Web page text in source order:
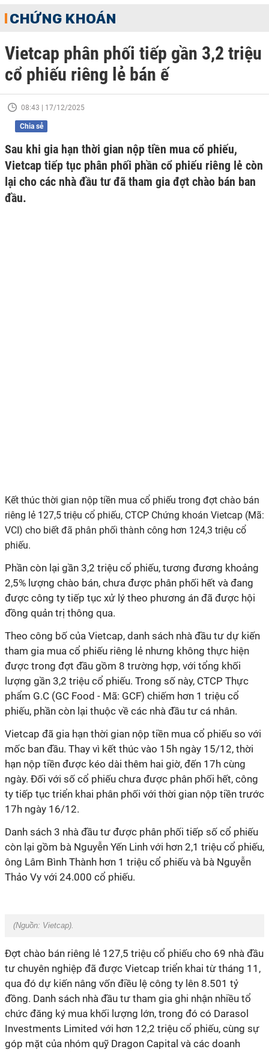
CHỨNG KHOÁN
Vietcap phân phối tiếp gần 3,2 triệu
cổ phiếu riêng lẻ bán ế
08:43 | 17/12/2025
Chia sẻ
Sau khi gia hạn thời gian nộp tiền mua cổ phiếu,
Vietcap tiếp tục phân phối phần cổ phiếu riêng lẻ còn
lại cho các nhà đầu tư đã tham gia đợt chào bán ban
đầu.
Kết thúc thời gian nộp tiền mua cổ phiếu trong đợt chào bán
riêng lẻ 127,5 triệu cổ phiếu, CTCP Chứng khoán Vietcap (Mã:
VCI) cho biết đã phân phối thành công hơn 124,3 triệu cổ
phiếu.
Phần còn lại gần 3,2 triệu cổ phiếu, tương đương khoảng
2,5% lượng chào bán, chưa được phân phối hết và đang
được công ty tiếp tục xử lý theo phương án đã được hội
đồng quản trị thông qua.
Theo công bố của Vietcap, danh sách nhà đầu tư dự kiến
tham gia mua cổ phiếu riêng lẻ nhưng không thực hiện
được trong đợt đầu gồm 8 trường hợp, với tổng khối
lượng gần 3,2 triệu cổ phiếu. Trong số này, CTCP Thực
phẩm G.C (GC Food - Mã: GCF) chiếm hơn 1 triệu cổ
phiếu, phần còn lại thuộc về các nhà đầu tư cá nhân.
Vietcap đã gia hạn thời gian nộp tiền mua cổ phiếu so với
mốc ban đầu. Thay vì kết thúc vào 15h ngày 15/12, thời
hạn nộp tiền được kéo dài thêm hai giờ, đến 17h cùng
ngày. Đối với số cổ phiếu chưa được phân phối hết, công
ty tiếp tục triển khai phân phối với thời gian nộp tiền trước
17h ngày 16/12.
Danh sách 3 nhà đầu tư được phân phối tiếp số cổ phiếu
còn lại gồm bà Nguyễn Yến Linh với hơn 2,1 triệu cổ phiếu,
ông Lâm Bình Thành hơn 1 triệu cổ phiếu và bà Nguyễn
Thảo Vy với 24.000 cổ phiếu.
(Nguồn: Vietcap).
Đợt chào bán riêng lẻ 127,5 triệu cổ phiếu cho 69 nhà đầu
tư chuyên nghiệp đã được Vietcap triển khai từ tháng 11,
qua đó dự kiến nâng vốn điều lệ công ty lên 8.501 tỷ
đồng. Danh sách nhà đầu tư tham gia ghi nhận nhiều tổ
chức đăng ký mua khối lượng lớn, trong đó có Darasol
Investments Limited với hơn 12,2 triệu cổ phiếu, cùng sự
góp mặt của nhóm quỹ Dragon Capital và các doanh